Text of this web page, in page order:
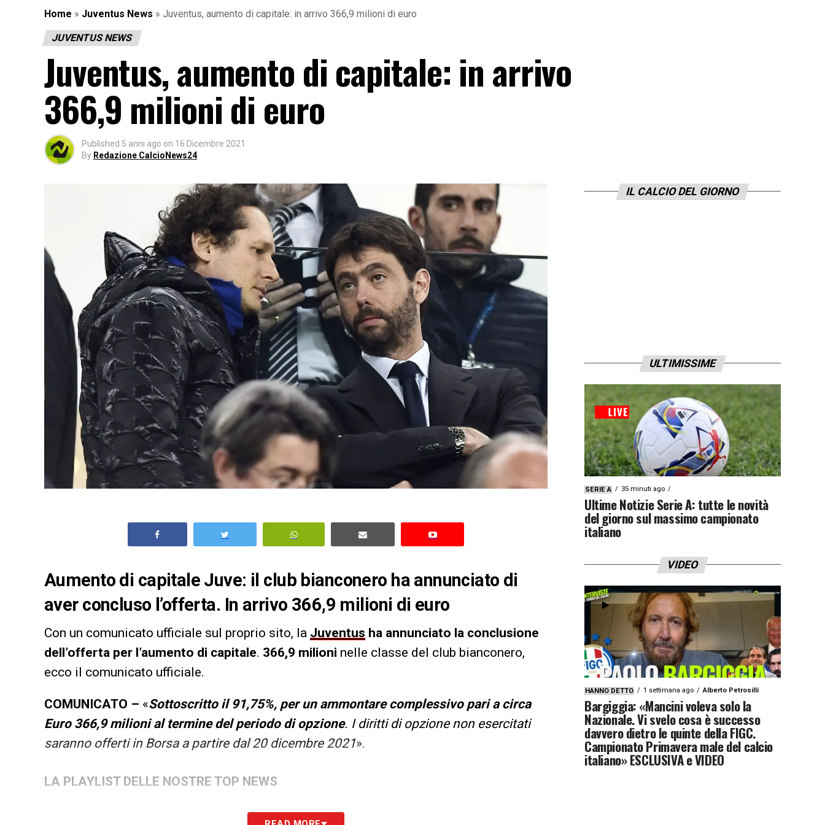
Home » Juventus News » Juventus, aumento di capitale: in arrivo 366,9 milioni di euro
JUVENTUS NEWS
Juventus, aumento di capitale: in arrivo
366,9 milioni di euro
Published 5 anni ago on 16 Dicembre 2021
By Redazione CalcioNews24
Aumento di capitale Juve: il club bianconero ha annunciato di
aver concluso l’offerta. In arrivo 366,9 milioni di euro
Con un comunicato ufficiale sul proprio sito, la Juventus ha annunciato la conclusione
dell’offerta per l’aumento di capitale. 366,9 milioni nelle classe del club bianconero,
ecco il comunicato ufficiale.
COMUNICATO – «Sottoscritto il 91,75%, per un ammontare complessivo pari a circa
Euro 366,9 milioni al termine del periodo di opzione. I diritti di opzione non esercitati
saranno offerti in Borsa a partire dal 20 dicembre 2021».
LA PLAYLIST DELLE NOSTRE TOP NEWS
IL CALCIO DEL GIORNO
ULTIMISSIME
SERIE A 35 minuti ago
Ultime Notizie Serie A: tutte le novità
del giorno sul massimo campionato
italiano
VIDEO
HANNO DETTO 1 settimana ago Alberto Petrosilli
Bargiggia: «Mancini voleva solo la
Nazionale. Vi svelo cosa è successo
davvero dietro le quinte della FIGC.
Campionato Primavera male del calcio
italiano» ESCLUSIVA e VIDEO